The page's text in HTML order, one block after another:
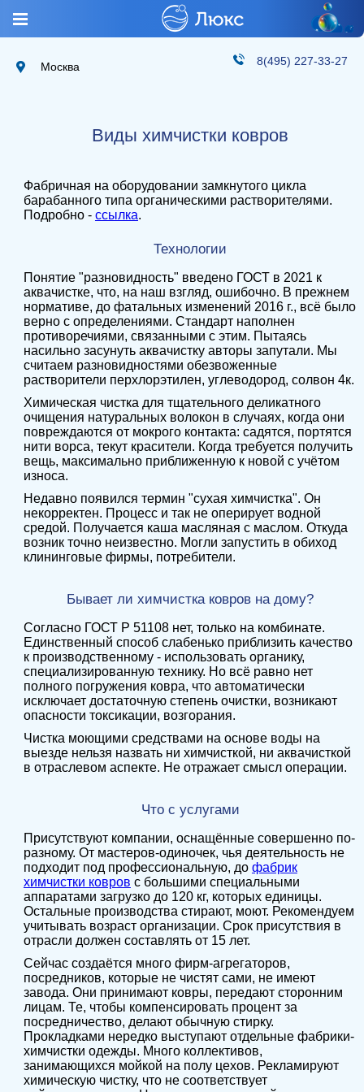
Москва 8(495) 227-33-27
Виды химчистки ковров
Фабричная на оборудовании замкнутого цикла
барабанного типа органическими растворителями.
Подробно - ссылка.
Технологии
Понятие "разновидность" введено ГОСТ в 2021 к
аквачистке, что, на наш взгляд, ошибочно. В прежнем
нормативе, до фатальных изменений 2016 г., всё было
верно с определениями. Стандарт наполнен
противоречиями, связанными с этим. Пытаясь
насильно засунуть аквачистку авторы запутали. Мы
считаем разновидностями обезвоженные
растворители перхлорэтилен, углеводород, солвон 4к.
Химическая чистка для тщательного деликатного
очищения натуральных волокон в случаях, когда они
повреждаются от мокрого контакта: садятся, портятся
нити ворса, текут красители. Когда требуется получить
вещь, максимально приближенную к новой с учётом
износа.
Недавно появился термин "сухая химчистка". Он
некорректен. Процесс и так не оперирует водной
средой. Получается каша масляная с маслом. Откуда
возник точно неизвестно. Могли запустить в обиход
клининговые фирмы, потребители.
Бывает ли химчистка ковров на дому?
Согласно ГОСТ Р 51108 нет, только на комбинате.
Единственный способ слабенько приблизить качество
к производственному - использовать органику,
специализированную технику. Но всё равно нет
полного погружения ковра, что автоматически
исключает достаточную степень очистки, возникают
опасности токсикации, возгорания.
Чистка моющими средствами на основе воды на
выезде нельзя назвать ни химчисткой, ни аквачисткой
в отраслевом аспекте. Не отражает смысл операции.
Что с услугами
Присутствуют компании, оснащённые совершенно по-
разному. От мастеров-одиночек, чья деятельность не
подходит под профессиональную, до фабрик
химчистки ковров с большими специальными
аппаратами загрузко до 120 кг, которых единицы.
Остальные производства стирают, моют. Рекомендуем
учитывать возраст организации. Срок присутствия в
отрасли должен составлять от 15 лет.
Сейчас создаётся много фирм-агрегаторов,
посредников, которые не чистят сами, не имеют
завода. Они принимают ковры, передают сторонним
лицам. Те, чтобы компенсировать процент за
посредничество, делают обычную стирку.
Прокладками нередко выступают отдельные фабрики-
химчистки одежды. Много коллективов,
занимающихся мойкой на полу цехов. Рекламируют
химическую чистку, что не соответствует